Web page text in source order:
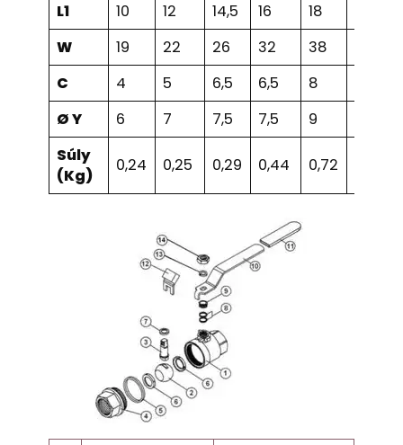
L1
10 12 14,5 16 18
W
19 22 26 32 38
C
4 5 6,5 6,5 8
Ø Y
6 7 7,5 7,5 9
Súly
(Kg)
0,24 0,25 0,29 0,44 0,72